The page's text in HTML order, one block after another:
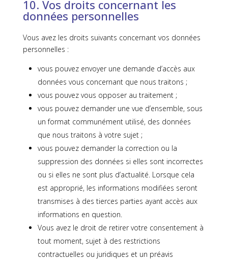
10. Vos droits concernant les
données personnelles
Vous avez les droits suivants concernant vos données
personnelles :
vous pouvez envoyer une demande d’accès aux
données vous concernant que nous traitons ;
vous pouvez vous opposer au traitement ;
vous pouvez demander une vue d’ensemble, sous
un format communément utilisé, des données
que nous traitons à votre sujet ;
vous pouvez demander la correction ou la
suppression des données si elles sont incorrectes
ou si elles ne sont plus d’actualité. Lorsque cela
est approprié, les informations modifiées seront
transmises à des tierces parties ayant accès aux
informations en question.
Vous avez le droit de retirer votre consentement à
tout moment, sujet à des restrictions
contractuelles ou juridiques et un préavis